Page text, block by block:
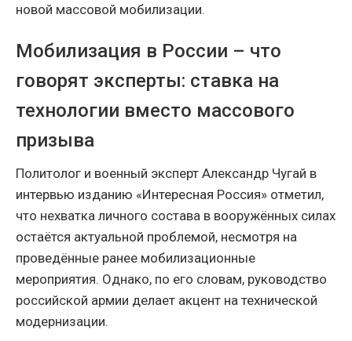
новой массовой мобилизации.
Мобилизация в России – что
говорят эксперты: ставка на
технологии вместо массового
призыва
Политолог и военный эксперт Александр Чугай в
интервью изданию «Интересная Россия» отметил,
что нехватка личного состава в вооружённых силах
остаётся актуальной проблемой, несмотря на
проведённые ранее мобилизационные
мероприятия. Однако, по его словам, руководство
российской армии делает акцент на технической
модернизации.